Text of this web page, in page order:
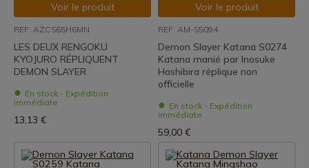
Voir le produit
REF: AZCS65H6MN
LES DEUX RENGOKU
KYOJURO RÉPLIQUENT
DEMON SLAYER
En stock - Expédition
immédiate
13,13 €
Voir le produit
REF: AM-S5094
Demon Slayer Katana S0274
Katana manié par Inosuke
Hashibira réplique non
officielle
En stock - Expédition
immédiate
59,00 €